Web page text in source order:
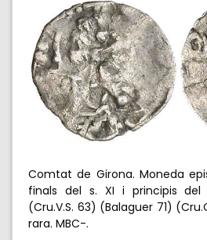
Comtat de Girona. Moneda
finals del s. XI i principis del
(Cru.V.S. 63) (Balaguer 71)
rara. MBC-.